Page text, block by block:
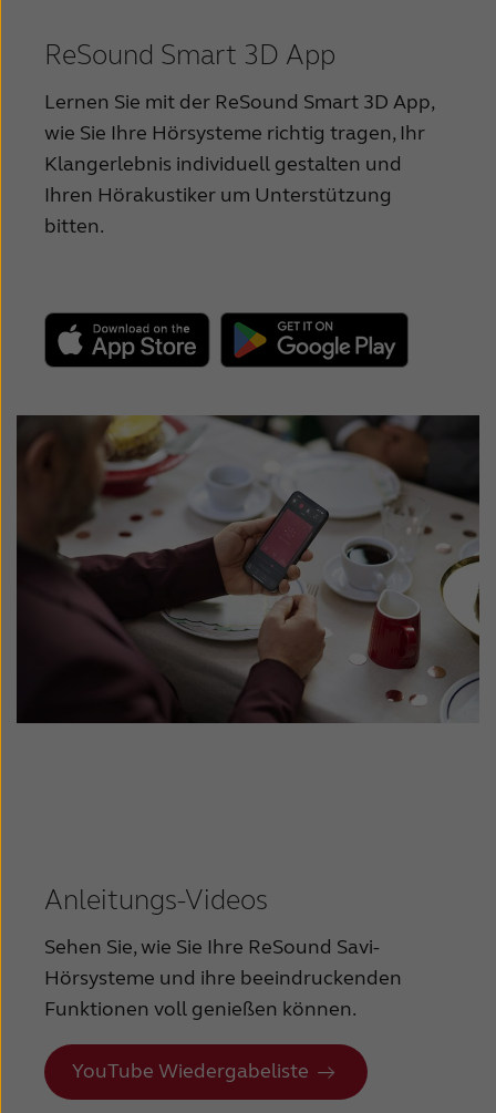
Türkçe
United States
عربي
Bedienungsanleitung - ITC
Bedienungsanleitung - CIC
ReSound Savi Endkundenbroschüre
ReSound Smart 3D App
Lernen Sie mit der ReSound Smart 3D App,
wie Sie Ihre Hörsysteme richtig tragen, Ihr
Klangerlebnis individuell gestalten und
Ihren Hörakustiker um Unterstützung
bitten.
Anleitungs-Videos
Sehen Sie, wie Sie Ihre ReSound Savi-
Hörsysteme und ihre beeindruckenden
Funktionen voll genießen können.
YouTube Wiedergabeliste